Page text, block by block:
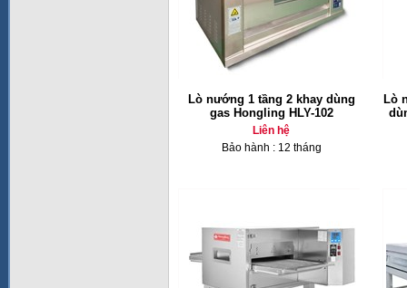
Lò nướng 1 tầng 2 khay dùng
gas Hongling HLY-102
Liên hệ
Bảo hành : 12 tháng
Lò